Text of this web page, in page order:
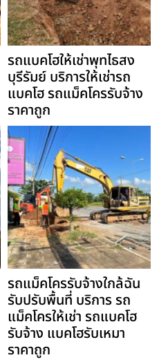
รถแบคโฮให้เช่าพุทไธสง
บุรีรัมย์ บริการให้เช่ารถ
แบคโฮ รถแม็คโครรับจ้าง
ราคาถูก
รถแม็คโครรับจ้างใกล้ฉัน
รับปรับพื้นที่ บริการ รถ
แม็คโครให้เช่า รถแบคโฮ
รับจ้าง แบคโฮรับเหมา
ราคาถูก